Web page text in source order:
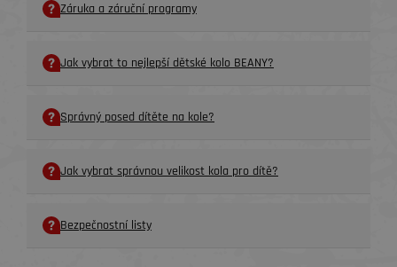
Záruka a záruční programy
Jak vybrat to nejlepší dětské kolo BEANY?
Správný posed dítěte na kole?
Jak vybrat správnou velikost kola pro dítě?
Bezpečnostní listy